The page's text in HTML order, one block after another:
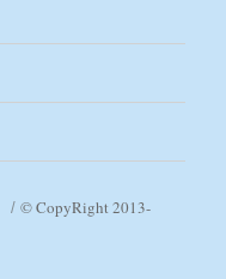
© CopyRight 2013-